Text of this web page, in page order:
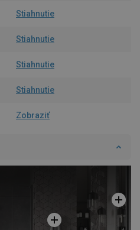
Stiahnutie
Stiahnutie
Stiahnutie
Stiahnutie
Zobraziť